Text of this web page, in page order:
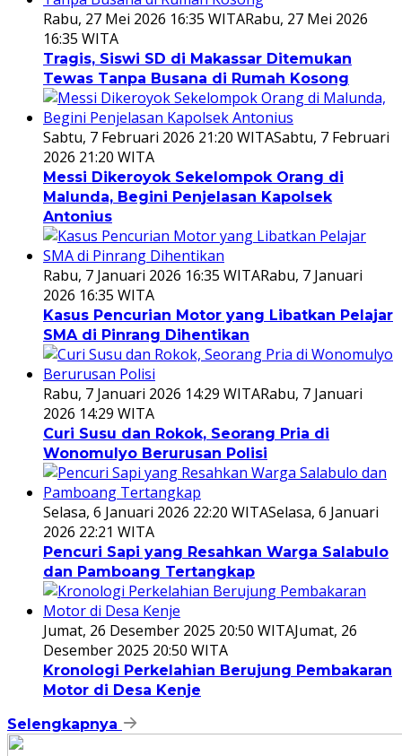
Rabu, 27 Mei 2026 16:35 WITARabu, 27 Mei 2026
16:35 WITA
Tragis, Siswi SD di Makassar Ditemukan
Tewas Tanpa Busana di Rumah Kosong
Sabtu, 7 Februari 2026 21:20 WITASabtu, 7 Februari
2026 21:20 WITA
Messi Dikeroyok Sekelompok Orang di
Malunda, Begini Penjelasan Kapolsek
Antonius
Rabu, 7 Januari 2026 16:35 WITARabu, 7 Januari
2026 16:35 WITA
Kasus Pencurian Motor yang Libatkan Pelajar
SMA di Pinrang Dihentikan
Rabu, 7 Januari 2026 14:29 WITARabu, 7 Januari
2026 14:29 WITA
Curi Susu dan Rokok, Seorang Pria di
Wonomulyo Berurusan Polisi
Selasa, 6 Januari 2026 22:20 WITASelasa, 6 Januari
2026 22:21 WITA
Pencuri Sapi yang Resahkan Warga Salabulo
dan Pamboang Tertangkap
Jumat, 26 Desember 2025 20:50 WITAJumat, 26
Desember 2025 20:50 WITA
Kronologi Perkelahian Berujung Pembakaran
Motor di Desa Kenje
Selengkapnya